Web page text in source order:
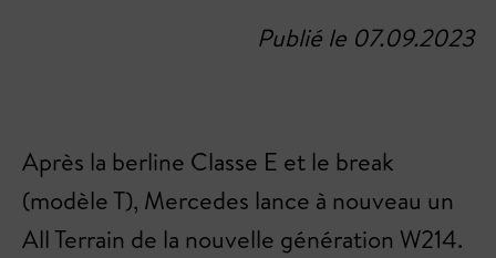
Publié le 07.09.2023
Après la berline Classe E et le break
(modèle T), Mercedes lance à nouveau un
All Terrain de la nouvelle génération W214.